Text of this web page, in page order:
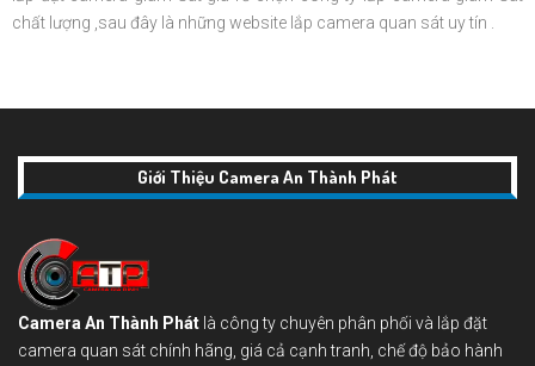
chất lượng ,sau đây là những website lắp camera quan sát uy tín .
Giới Thiệu Camera An Thành Phát
Camera An Thành Phát là công ty chuyên phân phối và lắp đặt
camera quan sát chính hãng, giá cả cạnh tranh, chế độ bảo hành